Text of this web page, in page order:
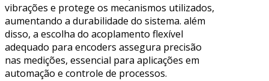
vibrações e protege os mecanismos utilizados,
aumentando a durabilidade do sistema. além
disso, a escolha do acoplamento flexível
adequado para encoders assegura precisão
nas medições, essencial para aplicações em
automação e controle de processos.